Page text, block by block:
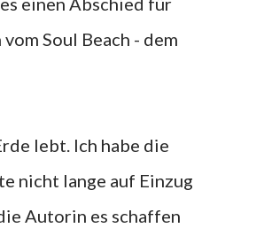
Soul Beach - dem
lebt. Ich habe die
nicht lange auf Einzug
Autorin es schaffen